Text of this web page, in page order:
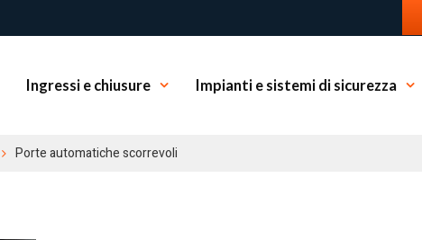
Ingressi e chiusure Impianti e sistemi di sicurezza
Porte automatiche scorrevoli